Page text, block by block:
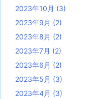
2023年10月 (3)
2023年9月 (2)
2023年8月 (2)
2023年7月 (2)
2023年6月 (2)
2023年5月 (3)
2023年4月 (3)